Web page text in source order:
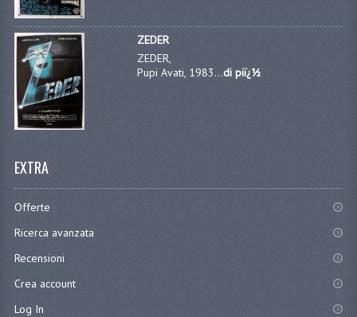
ZEDER
ZEDER,
Pupi Avati, 1983...di piï¿½
EXTRA
Offerte
Ricerca avanzata
Recensioni
Crea account
Log In